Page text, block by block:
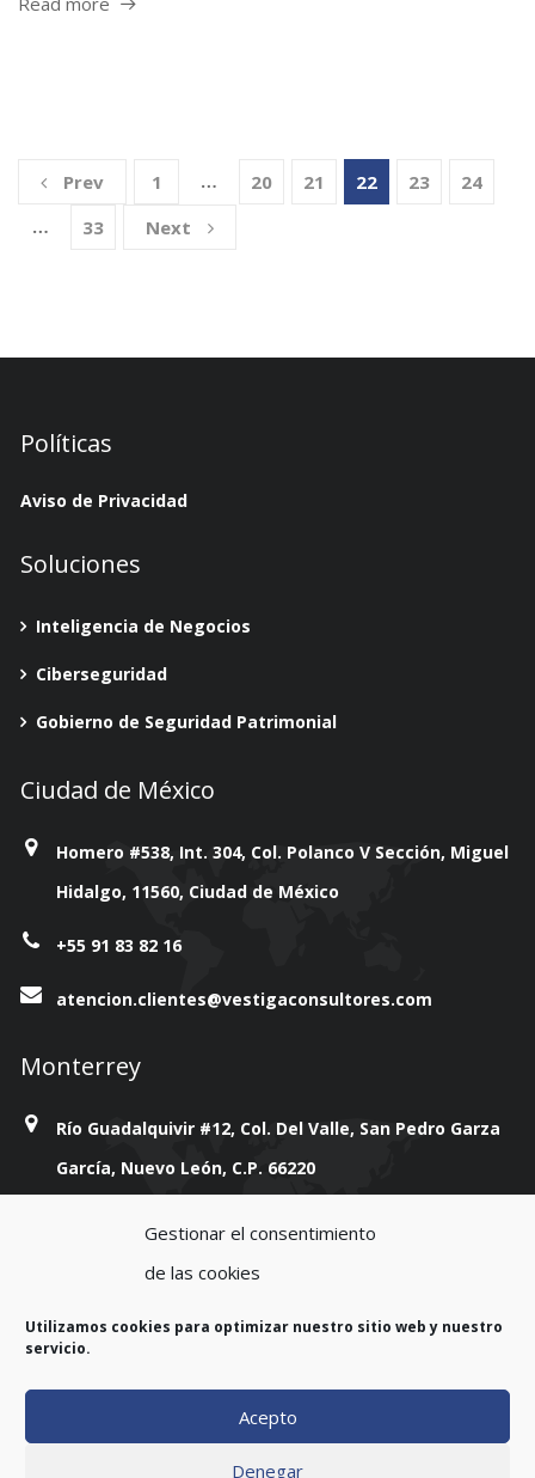
Gestionar el consentimiento
de las cookies
Utilizamos cookies para optimizar nuestro sitio web y nuestro
servicio.
Acepto
Denegar
Prev 1 … 20 21 22 23
24
…
33 Next
Políticas
Aviso de Privacidad
Soluciones
Inteligencia de Negocios
Ciberseguridad
Gobierno de Seguridad Patrimonial
Ciudad de México
Homero #538, Int. 304, Col. Polanco V Sección, Miguel
Hidalgo, 11560, Ciudad de México
+55 91 83 82 16
atencion.clientes@vestigaconsultores.com
Monterrey
Río Guadalquivir #12, Col. Del Valle, San Pedro Garza
García, Nuevo León, C.P. 66220
atencion.clientes@vestigaconsultores.com
Copyright 2023. All rights reserved.